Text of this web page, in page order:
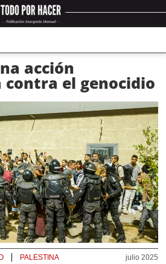
acción
contra el genocidio
julio 2025
PALESTINA